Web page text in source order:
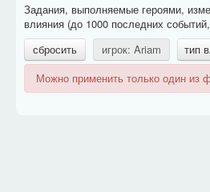
Задания, выполняемые героями,
влияния (до 1000 последних
сбросить
игрок: Ariam тип
Можно применить только один из